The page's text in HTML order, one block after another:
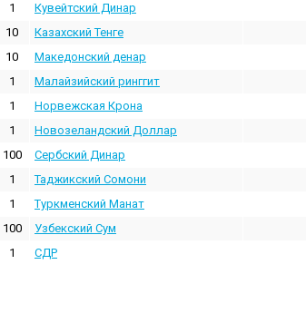
1 Кувейтский Динар
10 Казахский Тенге
10 Македонский денар
1 Малайзийский ринггит
1 Норвежская Крона
1 Новозеландский Доллар
100 Сербский Динар
1 Таджикский Сомони
1 Туркменский Манат
100 Узбекский Сум
1 СДР